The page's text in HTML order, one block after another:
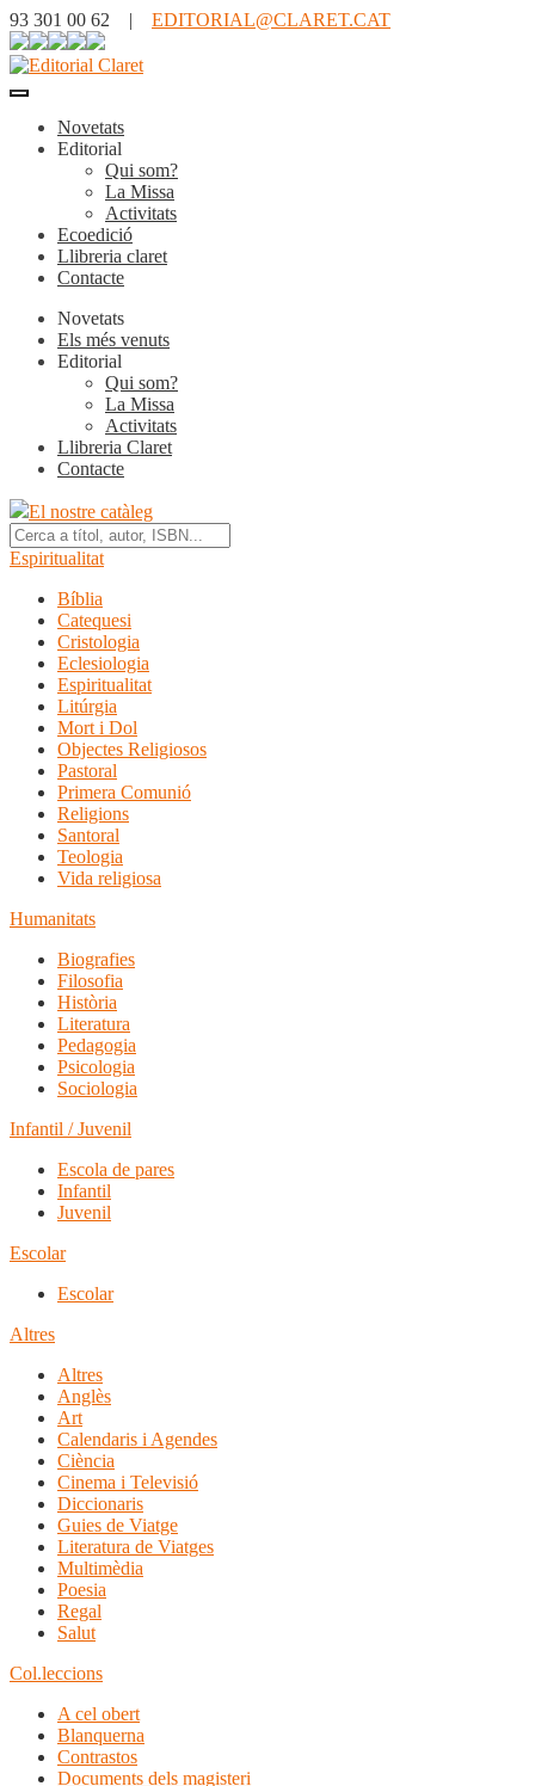
93 301 00 62 | EDITORIAL@CLARET.CAT
Novetats
Editorial
Qui som?
La Missa
Activitats
Ecoedició
Llibreria claret
Contacte
Novetats
Els més venuts
Editorial
Qui som?
La Missa
Activitats
Llibreria Claret
Contacte
El nostre catàleg
Espiritualitat
Bíblia
Catequesi
Cristologia
Eclesiologia
Espiritualitat
Litúrgia
Mort i Dol
Objectes Religiosos
Pastoral
Primera Comunió
Religions
Santoral
Teologia
Vida religiosa
Humanitats
Biografies
Filosofia
Història
Literatura
Pedagogia
Psicologia
Sociologia
Infantil / Juvenil
Escola de pares
Infantil
Juvenil
Escolar
Escolar
Altres
Altres
Anglès
Art
Calendaris i Agendes
Ciència
Cinema i Televisió
Diccionaris
Guies de Viatge
Literatura de Viatges
Multimèdia
Poesia
Regal
Salut
Col.leccions
A cel obert
Blanquerna
Contrastos
Documents dels magisteri